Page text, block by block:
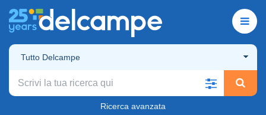
Tutto Delcampe
Ricerca avanzata